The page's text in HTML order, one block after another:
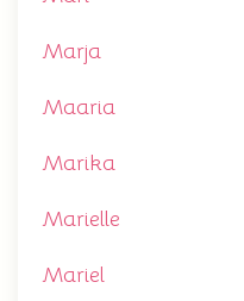
Marja
Maaria
Marika
Marielle
Mariel